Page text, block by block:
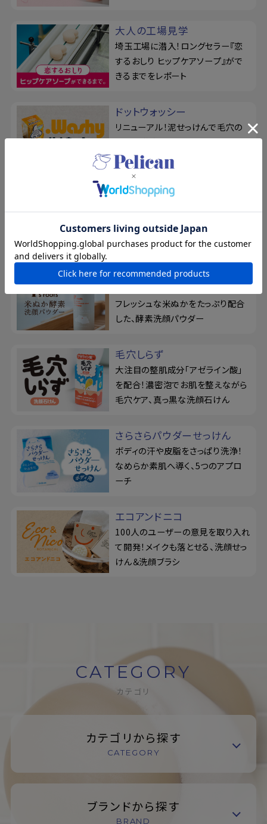
大人の工場見学
埼玉工場に潜入！ロングセラー『恋
するおしり ヒップケアソープ』がで
きるまでをレポート
ドットウォッシー
リニューアル！泥せっけんで毛穴の
悩みを徹底ケア。シルク玉とせっけ
ん置きの3点セット
For Back
すニキビを予防！『フォーバック』で
背中を集中ケア
ピーズルーツ
毛穴汚れを、濃密ねばり泡が吸着！
フレッシュな米ぬかをたっぷり配合
した、酵素洗顔パウダー
毛穴しらず
大注目の整肌成分「アゼライン酸」
を配合！濃密泡でお肌を整えながら
毛穴ケア、真っ黒な洗顔石けん
さらさらパウダーせっけん
ボディの汗や皮脂をさっぱり洗浄！
なめらか素肌へ導く、5つのアプロ
ーチ
エコアンドニコ
100人のユーザーの意見を取り入れ
て開発！メイクも落とせる、洗顔せっ
けん＆洗顔ブラシ
CATEGORY
カテゴリ
カテゴリから探す
CATEGORY
ブランドから探す
BRAND